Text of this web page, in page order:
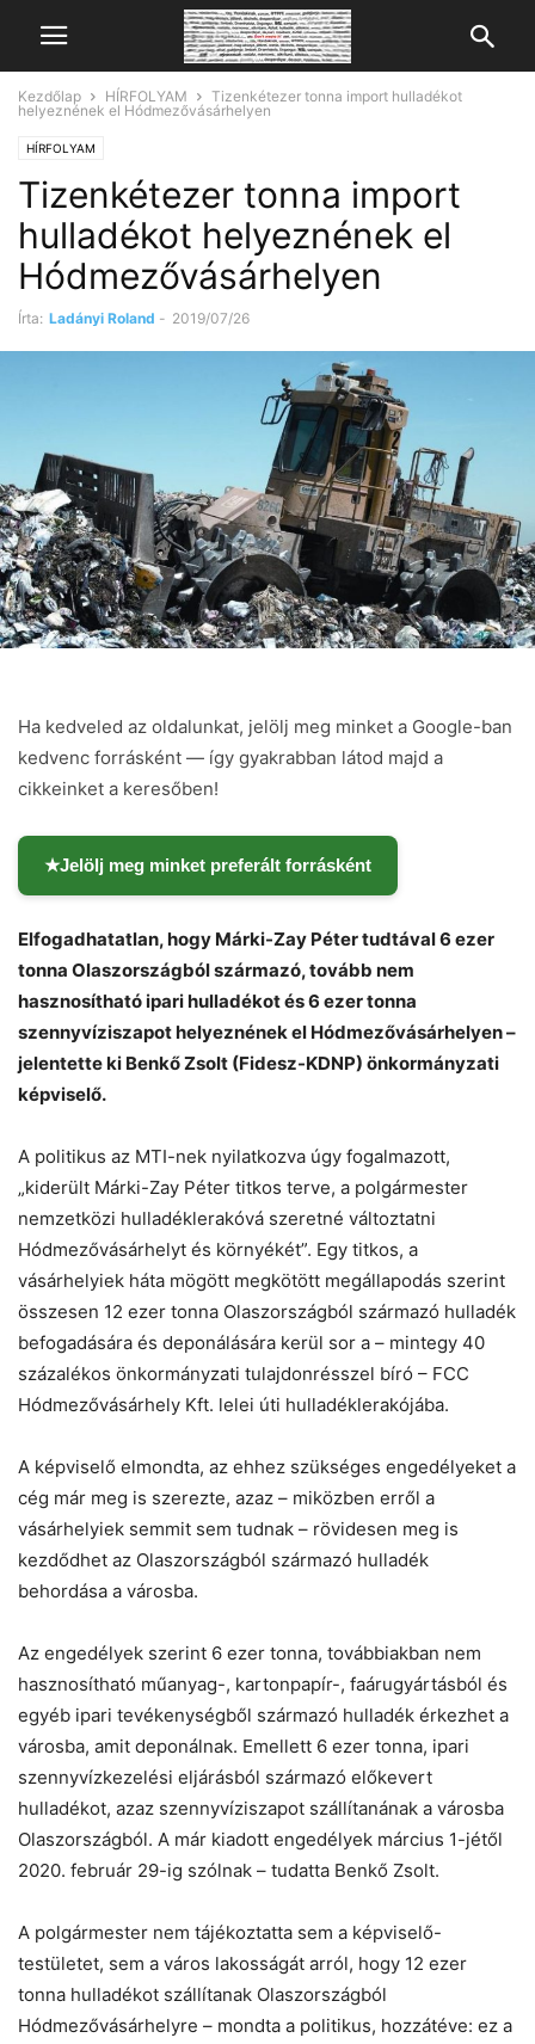
Kezdőlap HÍRFOLYAM
Tizenkétezer tonna import hulladékot
helyeznének el Hódmezővásárhelyen
HÍRFOLYAM
Tizenkétezer tonna import
hulladékot helyeznének el
Hódmezővásárhelyen
Írta: Ladányi Roland - 2019/07/26
Ha kedveled az oldalunkat, jelölj meg minket a Google-ban
kedvenc forrásként — így gyakrabban látod majd a
cikkeinket a keresőben!
★Jelölj meg minket preferált forrásként
Elfogadhatatlan, hogy Márki-Zay Péter tudtával 6 ezer
tonna Olaszországból származó, tovább nem
hasznosítható ipari hulladékot és 6 ezer tonna
szennyvíziszapot helyeznének el Hódmezővásárhelyen –
jelentette ki Benkő Zsolt (Fidesz-KDNP) önkormányzati
képviselő.
A politikus az MTI-nek nyilatkozva úgy fogalmazott,
„kiderült Márki-Zay Péter titkos terve, a polgármester
nemzetközi hulladéklerakóvá szeretné változtatni
Hódmezővásárhelyt és környékét”. Egy titkos, a
vásárhelyiek háta mögött megkötött megállapodás szerint
összesen 12 ezer tonna Olaszországból származó hulladék
befogadására és deponálására kerül sor a – mintegy 40
százalékos önkormányzati tulajdonrésszel bíró – FCC
Hódmezővásárhely Kft. lelei úti hulladéklerakójába.
A képviselő elmondta, az ehhez szükséges engedélyeket a
cég már meg is szerezte, azaz – miközben erről a
vásárhelyiek semmit sem tudnak – rövidesen meg is
kezdődhet az Olaszországból származó hulladék
behordása a városba.
Az engedélyek szerint 6 ezer tonna, továbbiakban nem
hasznosítható műanyag-, kartonpapír-, faárugyártásból és
egyéb ipari tevékenységből származó hulladék érkezhet a
városba, amit deponálnak. Emellett 6 ezer tonna, ipari
szennyvízkezelési eljárásból származó előkevert
hulladékot, azaz szennyvíziszapot szállítanának a városba
Olaszországból. A már kiadott engedélyek március 1-jétől
2020. február 29-ig szólnak – tudatta Benkő Zsolt.
A polgármester nem tájékoztatta sem a képviselő-
testületet, sem a város lakosságát arról, hogy 12 ezer
tonna hulladékot szállítanak Olaszországból
Hódmezővásárhelyre – mondta a politikus, hozzátéve: ez a
Chat
Helló! Miben segíthetek ma?